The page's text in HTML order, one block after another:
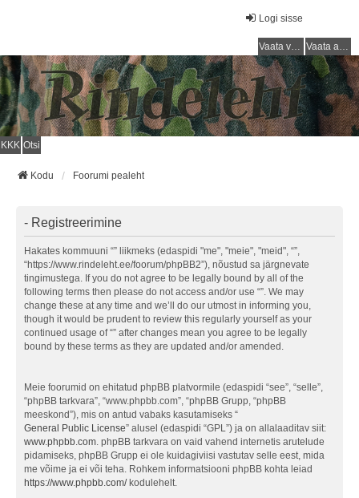
Logi sisse
Vaata vastamata teemasi Vaata aktiivseid teemasid
KKK Otsi
Kodu Foorumi pealeht
- Registreerimine
Hakates kommuuni “” liikmeks (edaspidi "me", "meie", "meid", “”,
“https://www.rindeleht.ee/foorum/phpBB2”), nõustud sa järgnevate
tingimustega. If you do not agree to be legally bound by all of the
following terms then please do not access and/or use “”. We may
change these at any time and we’ll do our utmost in informing you,
though it would be prudent to review this regularly yourself as your
continued usage of “” after changes mean you agree to be legally
bound by these terms as they are updated and/or amended.
Meie foorumid on ehitatud phpBB platvormile (edaspidi “see”, “selle”,
“phpBB tarkvara”, “www.phpbb.com”, “phpBB Grupp, “phpBB
meeskond”), mis on antud vabaks kasutamiseks “
General Public License” alusel (edaspidi “GPL”) ja on allalaaditav siit:
www.phpbb.com. phpBB tarkvara on vaid vahend internetis arutelude
pidamiseks, phpBB Grupp ei ole kuidagiviisi vastutav selle eest, mida
me võime ja ei või teha. Rohkem informatsiooni phpBB kohta leiad
https://www.phpbb.com/kodulehelt.